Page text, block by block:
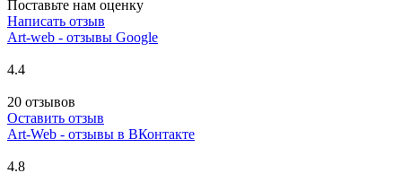
Поставьте нам оценку
Написать отзыв
Art-web - отзывы Google
4.4
20 отзывов
Оставить отзыв
Art-Web - отзывы в ВКонтакте
4.8